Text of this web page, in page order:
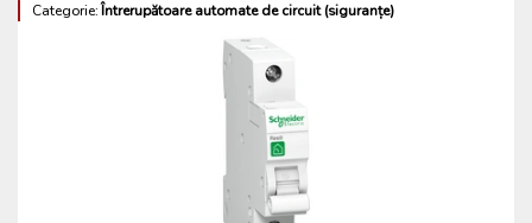
Categorie:Întrerupătoare automate de circuit (siguranțe)